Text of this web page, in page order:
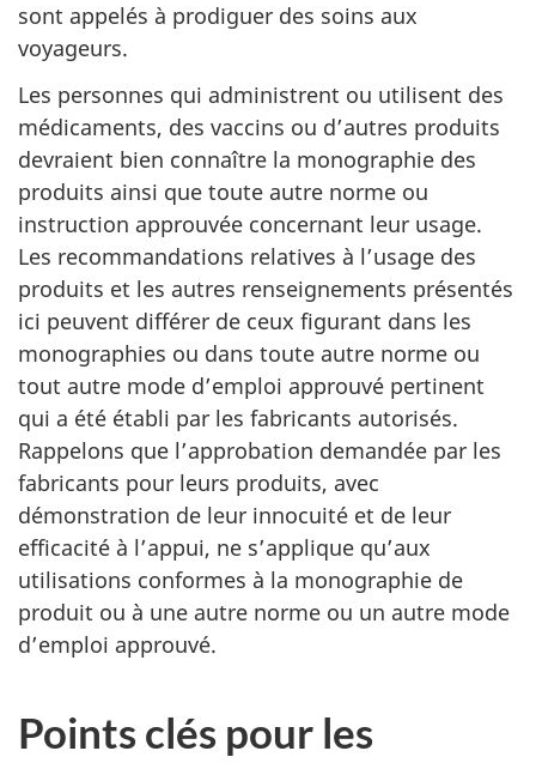
sont appelés à prodiguer des soins aux
voyageurs.
Les personnes qui administrent ou utilisent des
médicaments, des vaccins ou d’autres produits
devraient bien connaître la monographie des
produits ainsi que toute autre norme ou
instruction approuvée concernant leur usage.
Les recommandations relatives à l’usage des
produits et les autres renseignements présentés
ici peuvent différer de ceux figurant dans les
monographies ou dans toute autre norme ou
tout autre mode d’emploi approuvé pertinent
qui a été établi par les fabricants autorisés.
Rappelons que l’approbation demandée par les
fabricants pour leurs produits, avec
démonstration de leur innocuité et de leur
efficacité à l’appui, ne s’applique qu’aux
utilisations conformes à la monographie de
produit ou à une autre norme ou un autre mode
d’emploi approuvé.
Points clés pour les